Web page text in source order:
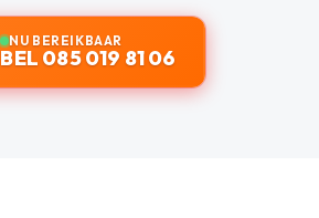
NU BEREIKBAAR
BEL 085 019 81 06